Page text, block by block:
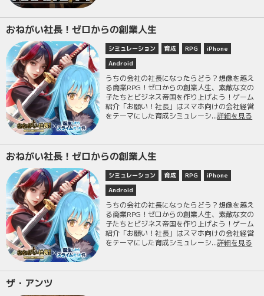
おねがい社長！ゼロからの創業人生
シミュレーション 育成 RPG
iPhone
Android
うちの会社の社長になったらどう？想像を越え
る商業RPG！ゼロからの創業人生、素敵な女の
子たちとビジネス帝国を作り上げよう！ゲーム
紹介「お願い！社長」はスマホ向けの会社経営
をテーマにした育成シミュレーシ...詳細を見る
おねがい社長！ゼロからの創業人生
シミュレーション 育成 RPG
iPhone
Android
うちの会社の社長になったらどう？想像を越え
る商業RPG！ゼロからの創業人生、素敵な女の
子たちとビジネス帝国を作り上げよう！ゲーム
紹介「お願い！社長」はスマホ向けの会社経営
をテーマにした育成シミュレーシ...詳細を見る
ザ・アンツ